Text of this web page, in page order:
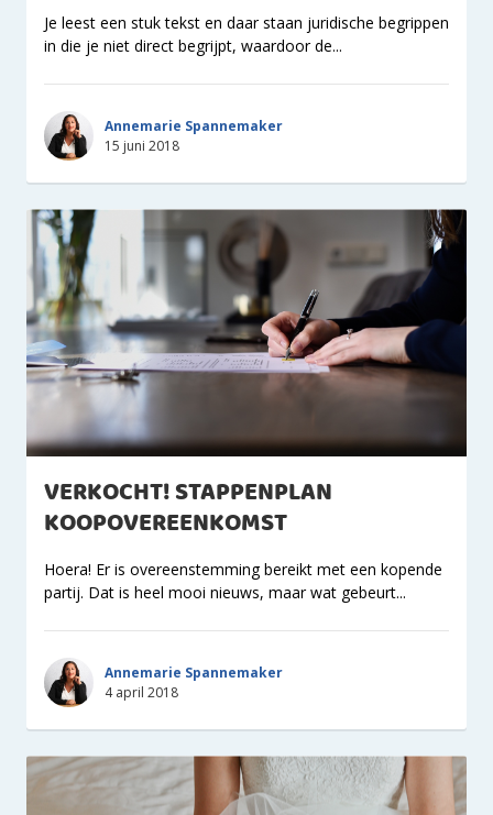
Je leest een stuk tekst en daar staan juridische begrippen
in die je niet direct begrijpt, waardoor de...
Annemarie Spannemaker
15 juni 2018
VERKOCHT! STAPPENPLAN
KOOPOVEREENKOMST
Hoera! Er is overeenstemming bereikt met een kopende
partij. Dat is heel mooi nieuws, maar wat gebeurt...
Annemarie Spannemaker
4 april 2018